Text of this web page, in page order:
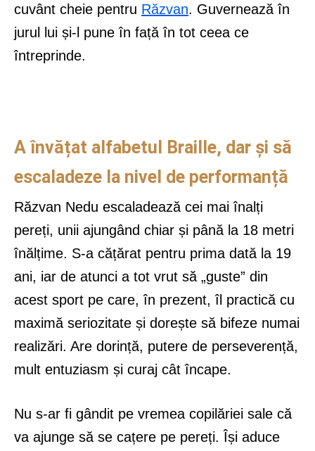
cuvânt cheie pentru Răzvan. Guvernează în
jurul lui și-l pune în față în tot ceea ce
întreprinde.
A învățat alfabetul Braille, dar și să
escaladeze la nivel de performanță
Răzvan Nedu escaladează cei mai înalți
pereți, unii ajungând chiar și până la 18 metri
înălțime. S-a cățărat pentru prima dată la 19
ani, iar de atunci a tot vrut să „guste” din
acest sport pe care, în prezent, îl practică cu
maximă seriozitate și dorește să bifeze numai
realizări. Are dorință, putere de perseverență,
mult entuziasm și curaj cât încape.
Nu s-ar fi gândit pe vremea copilăriei sale că
va ajunge să se cațere pe pereți. Își aduce